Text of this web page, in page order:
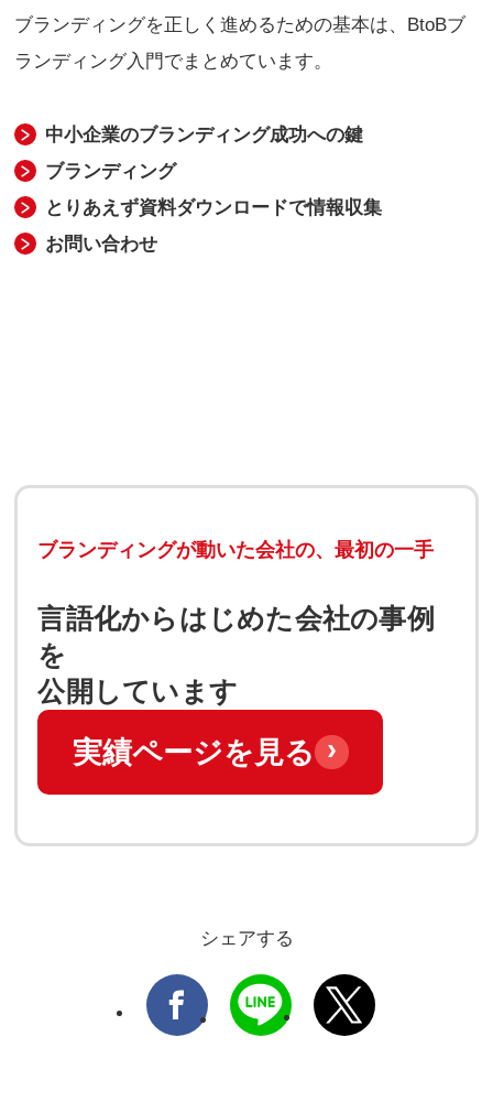
ブランディングを正しく進めるための基本は、 BtoBブ
ランディング入門でまとめています。
中小企業のブランディング成功への鍵
ブランディング
とりあえず資料ダウンロードで情報収集
お問い合わせ
ブランディングが動いた会社の、最初の一手
言語化からはじめた会社の事例
を
公開しています
実績ページを見る ›
シェアする